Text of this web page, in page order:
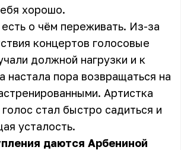
хорошо.
о чём переживать. Из-за
концертов голосовые
должной нагрузки и к
настала пора возвращаться на
Артистка
стал быстро садиться и
усталость.
даются Арбениной